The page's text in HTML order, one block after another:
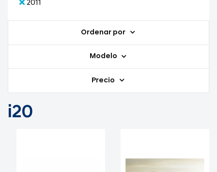
2011
Ordenar por
Modelo
Precio
i20